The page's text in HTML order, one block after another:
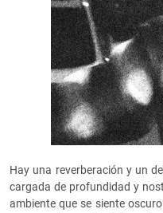
Hay una reverberación y un
cargada de profundidad y
ambiente que se siente